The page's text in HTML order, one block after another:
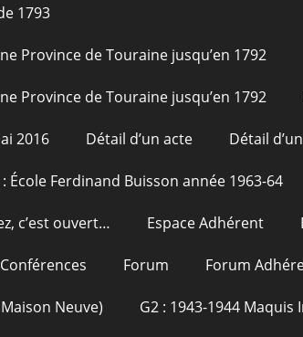
1793
Province de Touraine jusqu’en 1792
Province de Touraine jusqu’en 1792
2016 Détail d’un acte Détail
: École Ferdinand Buisson année 1963-64
c’est ouvert… Espace Adhérent
Forum Forum
Neuve) G2 : 1943-1944 Maquis